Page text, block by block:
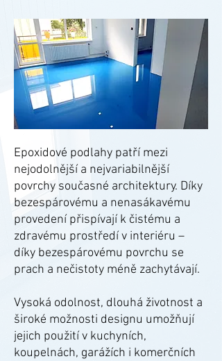
Epoxidové podlahy patří mezi
nejodolnější a nejvariabilnější
povrchy současné architektury. Díky
bezespárovému a nenasákavému
provedení přispívají k čistému a
zdravému prostředí v interiéru –
díky bezespárovému povrchu se
prach a nečistoty méně zachytávají.
Vysoká odolnost, dlouhá životnost a
široké možnosti designu umožňují
jejich použití v kuchyních,
koupelnách, garážích i komerčních